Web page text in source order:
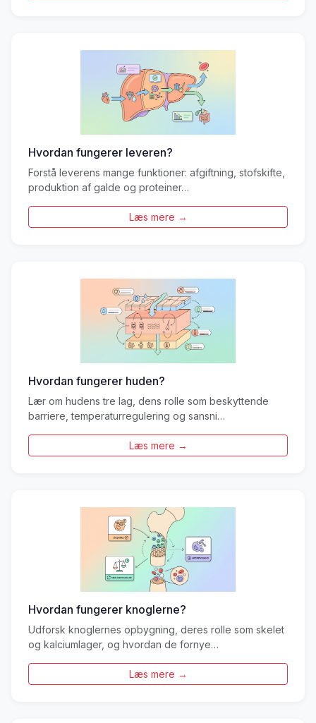
Hvordan fungerer leveren?
Forstå leverens mange funktioner: afgiftning, stofskifte,
produktion af galde og proteiner…
Læs mere →
Hvordan fungerer huden?
Lær om hudens tre lag, dens rolle som beskyttende
barriere, temperaturregulering og sansni…
Læs mere →
Hvordan fungerer knoglerne?
Udforsk knoglernes opbygning, deres rolle som skelet
og kalciumlager, og hvordan de fornye…
Læs mere →